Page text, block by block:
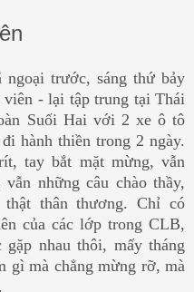
trước, sáng thứ bảy
- lại tập trung tại Thái
Suối Hai với 2 xe ô tô
hành thiền trong 2 ngày.
tay bắt mặt mừng, vẫn
những câu chào thầy,
thân thương. Chỉ có
của các lớp trong CLB,
nhau thôi, mấy tháng
gì mà chẳng mừng rỡ, mà